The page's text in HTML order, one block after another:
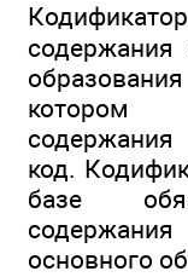
содержания
котором
код.
базе
основного